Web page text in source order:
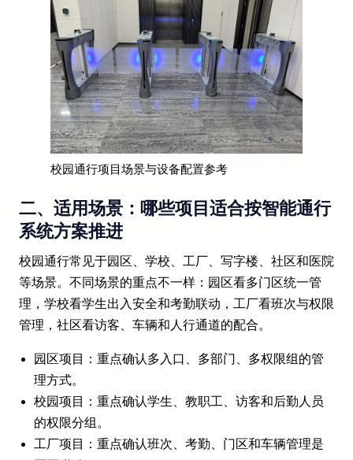
校园通行项目场景与设备配置参考
二、适用场景：哪些项目适合按智能通行
系统方案推进
校园通行常见于园区、学校、工厂、写字楼、社区和医院
等场景。不同场景的重点不一样：园区看多门区统一管
理，学校看学生出入安全和考勤联动，工厂看班次与权限
管理，社区看访客、车辆和人行通道的配合。
园区项目：重点确认多入口、多部门、多权限组的管
理方式。
校园项目：重点确认学生、教职工、访客和后勤人员
的权限分组。
工厂项目：重点确认班次、考勤、门区和车辆管理是